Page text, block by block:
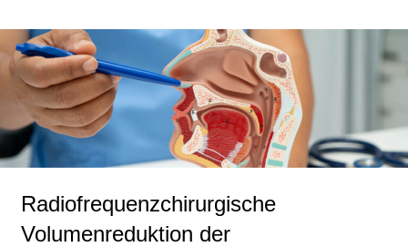
Radiofrequenzchirurgische
Volumenreduktion der